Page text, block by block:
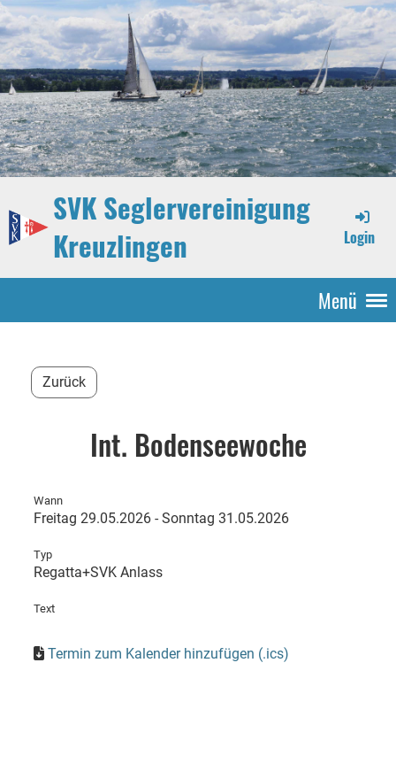
SVK Seglervereinigung
Kreuzlingen
Login
Menü
Zurück
Int. Bodenseewoche
Wann
Freitag 29.05.2026 - Sonntag 31.05.2026
Typ
Regatta+SVK Anlass
Text
Termin zum Kalender hinzufügen (.ics)